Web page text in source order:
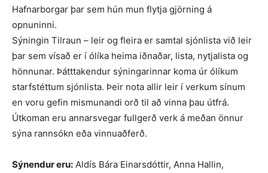
Hafnarborgar þar sem hún mun flytja gjörning á
opnuninni.
Sýningin Tilraun – leir og fleira er samtal sjónlista við leir
þar sem vísað er í ólíka heima iðnaðar, lista, nytjalista og
hönnunar. Þátttakendur sýningarinnar koma úr ólíkum
starfstéttum sjónlista. Þeir nota allir leir í verkum sínum
en voru gefin mismunandi orð til að vinna þau útfrá.
Útkoman eru annarsvegar fullgerð verk á meðan önnur
sýna rannsókn eða vinnuaðferð.
Sýnendur eru: Aldís Bára Einarsdóttir, Anna Hallin,